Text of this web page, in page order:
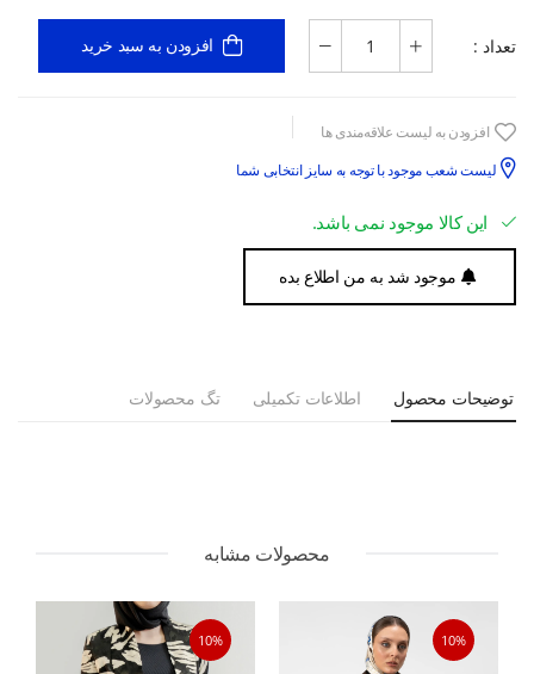
تعداد : افزودن به سبد خرید
افزودن به لیست علاقه‌مندی ها
لیست شعب موجود با توجه به سایز انتخابی شما
این کالا موجود نمی باشد.
موجود شد به من اطلاع بده
توضیحات محصول اطلاعات تکمیلی تگ محصولات
محصولات مشابه
10%
10%